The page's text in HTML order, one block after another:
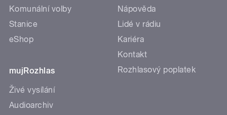
Komunální volby
Stanice
eShop
mujRozhlas
Živé vysílání
Audioarchiv
Nápověda
Lidé v rádiu
Kariéra
Kontakt
Rozhlasový poplatek